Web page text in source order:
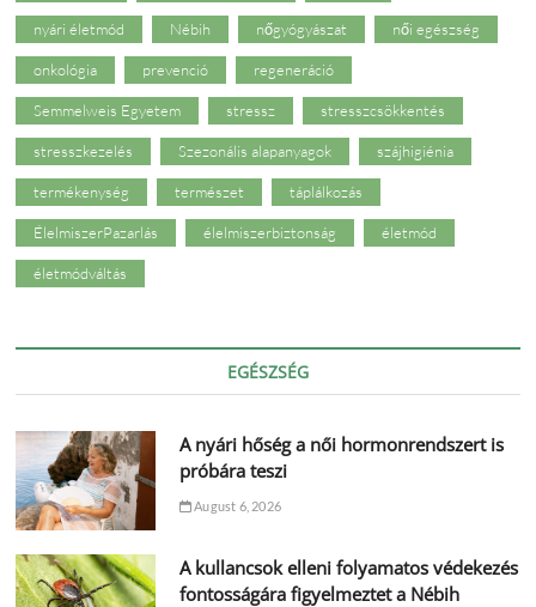
nyári életmód Nébih nőgyógyászat női egészség
onkológia prevenció regeneráció
Semmelweis Egyetem stressz stresszcsökkentés
stresszkezelés Szezonális alapanyagok szájhigiénia
termékenység természet táplálkozás
ÉlelmiszerPazarlás élelmiszerbiztonság életmód
életmódváltás
EGÉSZSÉG
A nyári hőség a női hormonrendszert is
próbára teszi
August 6, 2026
A kullancsok elleni folyamatos védekezés
fontosságára figyelmeztet a Nébih